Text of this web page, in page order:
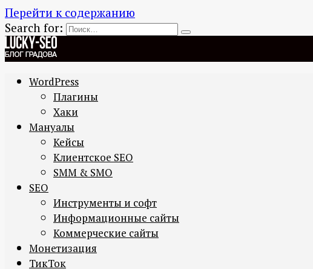
Перейти к содержанию
Search for:
WordPress
Плагины
Хаки
Мануалы
Кейсы
Клиентское SEO
SMM & SMO
SEO
Инструменты и софт
Информационные сайты
Коммерческие сайты
Монетизация
ТикТок